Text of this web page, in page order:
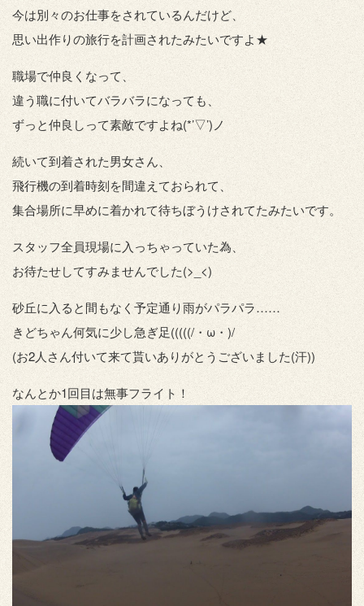
今は別々のお仕事をされているんだけど、
思い出作りの旅行を計画されたみたいですよ★
職場で仲良くなって、
違う職に付いてバラバラになっても、
ずっと仲良しって素敵ですよね(*’▽’)ノ
続いて到着された男女さん、
飛行機の到着時刻を間違えておられて、
集合場所に早めに着かれて待ちぼうけされてたみたいです。
スタッフ全員現場に入っちゃっていた為、
お待たせしてすみませんでした(>_<)
砂丘に入ると間もなく予定通り雨がパラパラ……
きどちゃん何気に少し急ぎ足(((((/・ω・)/
(お2人さん付いて来て貰いありがとうございました(汗))
なんとか1回目は無事フライト！